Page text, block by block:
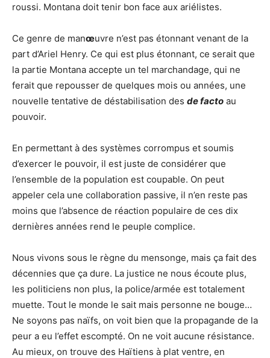
roussi. Montana doit tenir bon face aux ariélistes.
Ce genre de manœuvre n’est pas étonnant venant de la
part d’Ariel Henry. Ce qui est plus étonnant, ce serait que
la partie Montana accepte un tel marchandage, qui ne
ferait que repousser de quelques mois ou années, une
nouvelle tentative de déstabilisation des de facto au
pouvoir.
En permettant à des systèmes corrompus et soumis
d’exercer le pouvoir, il est juste de considérer que
l’ensemble de la population est coupable. On peut
appeler cela une collaboration passive, il n’en reste pas
moins que l’absence de réaction populaire de ces dix
dernières années rend le peuple complice.
Nous vivons sous le règne du mensonge, mais ça fait des
décennies que ça dure. La justice ne nous écoute plus,
les politiciens non plus, la police/armée est totalement
muette. Tout le monde le sait mais personne ne bouge…
Ne soyons pas naïfs, on voit bien que la propagande de la
peur a eu l’effet escompté. On ne voit aucune résistance.
Au mieux, on trouve des Haïtiens à plat ventre, en